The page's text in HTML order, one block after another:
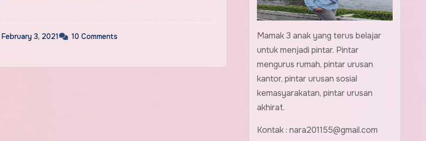
February 3, 2021 10 Comments
Mamak 3 anak yang terus belajar
untuk menjadi pintar. Pintar
mengurus rumah, pintar urusan
kantor, pintar urusan sosial
kemasyarakatan, pintar urusan
akhirat.
Kontak : nara201155@gmail.com